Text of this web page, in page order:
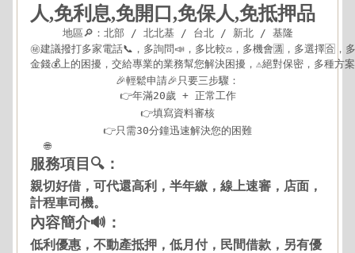
人,免利息,免開口,免保人,免抵押品
地區🔎：北部 / 北北基 / 台北 / 新北 / 基隆
㊙建議撥打多家電話📞，多詢問📣，多比較⚖，多機會🈵，多選擇🈴，
金錢💰上的困擾，交給專業的業務幫您解決困擾，⚠️絕對保密，多種
🎉輕鬆申請🎉只要三步驟：
👉年滿20歲 + 正常工作
👉填寫資料審核
👉只需30分鐘迅速解決您的困難
🌐https://xn--nwqv6gj47avy5a.com/north.html
服務項目🔍：
親切好借，可代還高利，半年繳，線上速審，店面，
計程車司機。
內容簡介🔊：
低利優惠，不動產抵押，低月付，民間借款，另有優